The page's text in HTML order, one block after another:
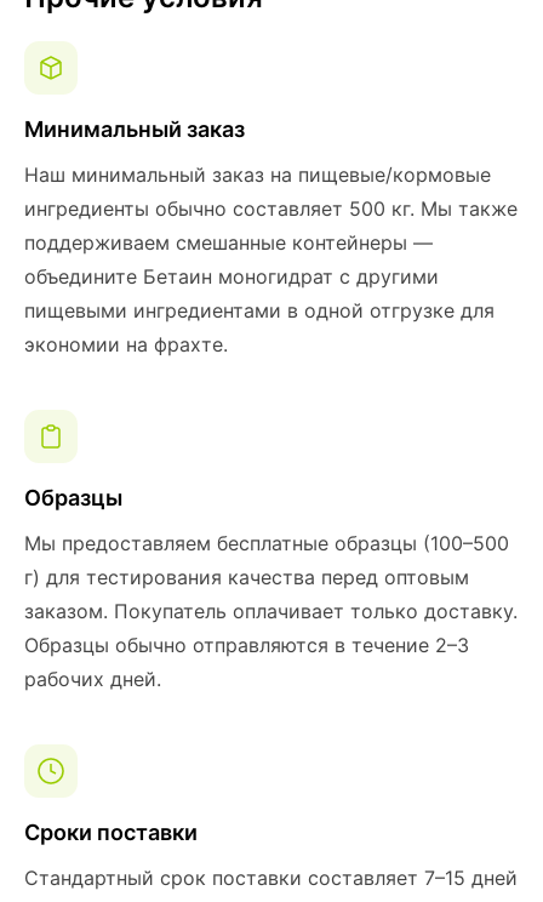
Минимальный заказ
Наш минимальный заказ на пищевые/кормовые
ингредиенты обычно составляет 500 кг. Мы также
поддерживаем смешанные контейнеры —
объедините Бетаин моногидрат с другими
пищевыми ингредиентами в одной отгрузке для
экономии на фрахте.
Образцы
Мы предоставляем бесплатные образцы (100–500
г) для тестирования качества перед оптовым
заказом. Покупатель оплачивает только доставку.
Образцы обычно отправляются в течение 2–3
рабочих дней.
Сроки поставки
Стандартный срок поставки составляет 7–15 дней